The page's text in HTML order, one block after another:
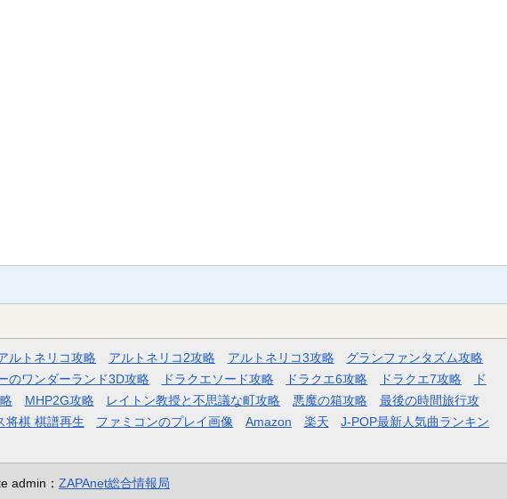
ルトネリコ攻略 アルトネリコ2攻略 アルトネリコ3攻略
グランファンタズム攻略
のワンダーランド3D攻略 ドラクエソード攻略 ドラクエ6攻略 ドラクエ7攻略
ド
MHP2G攻略 レイトン教授と不思議な町攻略 悪魔の箱攻略
最後の時間旅行攻
将棋 棋譜再生 ファミコンのプレイ画像 Amazon 楽天
J-POP最新人気曲ランキン
admin： ZAPAnet総合情報局